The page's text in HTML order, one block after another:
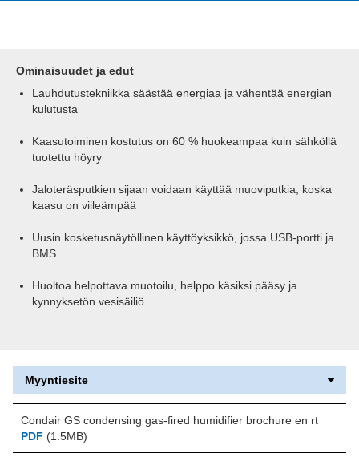
Ominaisuudet ja edut
Lauhdutustekniikka säästää energiaa ja vähentää energian
kulutusta
Kaasutoiminen kostutus on 60 % huokeampaa kuin sähköllä
tuotettu höyry
Jaloteräsputkien sijaan voidaan käyttää muoviputkia, koska
kaasu on viileämpää
Uusin kosketusnäytöllinen käyttöyksikkö, jossa USB-portti ja
BMS
Huoltoa helpottava muotoilu, helppo käsiksi pääsy ja
kynnyksetön vesisäiliö
Myyntiesite
Condair GS condensing gas-fired humidifier brochure en rt
PDF (1.5MB)